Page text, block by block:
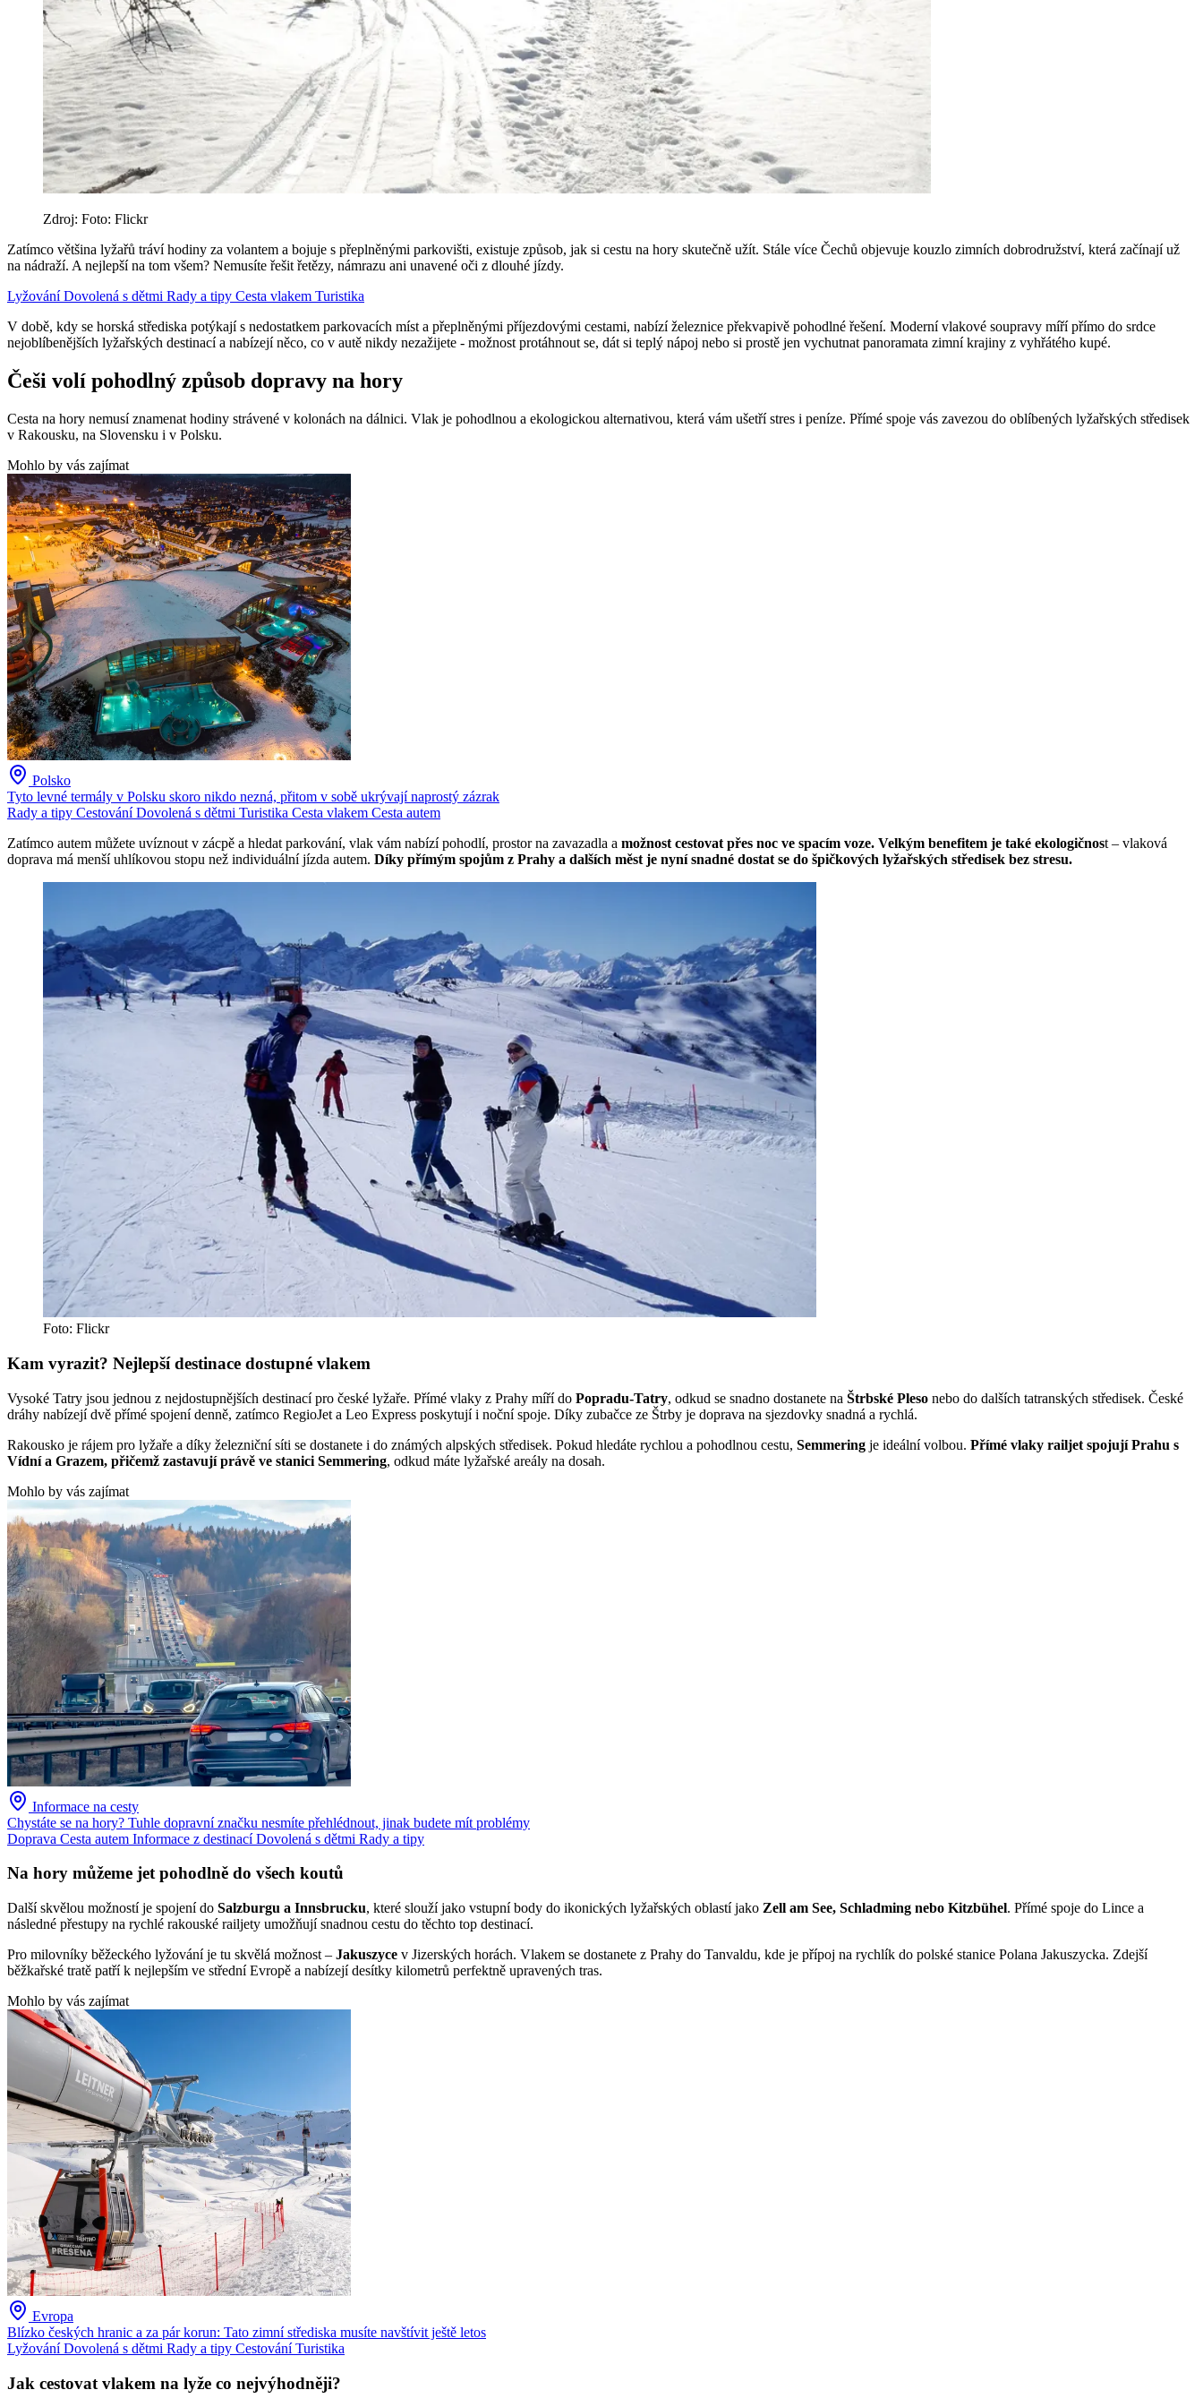
Zdroj: Foto: Flickr
Zatímco většina lyžařů tráví hodiny za volantem a bojuje s přeplněnými parkovišti, existuje způsob, jak si cestu na hory skutečně užít. Stále více Čechů objevuje kouzlo zimních dobrodružství, která začínají už
na nádraží. A nejlepší na tom všem? Nemusíte řešit řetězy, námrazu ani unavené oči z dlouhé jízdy.
LyžováníDovolená s dětmi Rady a tipy Cesta vlakem Turistika
V době, kdy se horská střediska potýkají s nedostatkem parkovacích míst a přeplněnými příjezdovými cestami, nabízí železnice překvapivě pohodlné řešení. Moderní vlakové soupravy míří přímo do srdce
nejoblíbenějších lyžařských destinací a nabízejí něco, co v autě nikdy nezažijete - možnost protáhnout se, dát si teplý nápoj nebo si prostě jen vychutnat panoramata zimní krajiny z vyhřátého kupé.
Češi volí pohodlný způsob dopravy na hory
Cesta na hory nemusí znamenat hodiny strávené v kolonách na dálnici. Vlak je pohodlnou a ekologickou alternativou, která vám ušetří stres i peníze. Přímé spoje vás zavezou do oblíbených lyžařských středisek
v Rakousku, na Slovensku i v Polsku.
Mohlo by vás zajímat
Polsko
Tyto levné termály v Polsku skoro nikdo nezná, přitom v sobě ukrývají naprostý zázrak
Rady a tipy CestováníDovolená s dětmi Turistika Cesta vlakem Cesta autem
Zatímco autem můžete uvíznout v zácpě a hledat parkování, vlak vám nabízí pohodlí, prostor na zavazadla a možnost cestovat přes noc ve spacím voze. Velkým benefitem je také ekologičnost – vlaková
doprava má menší uhlíkovou stopu než individuální jízda autem. Díky přímým spojům z Prahy a dalších měst je nyní snadné dostat se do špičkových lyžařských středisek bez stresu.
Foto: Flickr
Kam vyrazit? Nejlepší destinace dostupné vlakem
Vysoké Tatry jsou jednou z nejdostupnějších destinací pro české lyžaře. Přímé vlaky z Prahy míří do Popradu-Tatry, odkud se snadno dostanete na Štrbské Pleso nebo do dalších tatranských středisek. České
dráhy nabízejí dvě přímé spojení denně, zatímco RegioJet a Leo Express poskytují i noční spoje. Díky zubačce ze Štrby je doprava na sjezdovky snadná a rychlá.
Rakousko je rájem pro lyžaře a díky železniční síti se dostanete i do známých alpských středisek. Pokud hledáte rychlou a pohodlnou cestu, Semmering je ideální volbou. Přímé vlaky railjet spojují Prahu s
Vídní a Grazem, přičemž zastavují právě ve stanici Semmering, odkud máte lyžařské areály na dosah.
Mohlo by vás zajímat
Informace na cesty
Chystáte se na hory? Tuhle dopravní značku nesmíte přehlédnout, jinak budete mít problémy
Doprava Cesta autem Informace z destinací Dovolená s dětmi Rady a tipy
Na hory můžeme jet pohodlně do všech koutů
Další skvělou možností je spojení do Salzburgu a Innsbrucku, které slouží jako vstupní body do ikonických lyžařských oblastí jako Zell am See, Schladming nebo Kitzbühel. Přímé spoje do Lince a
následné přestupy na rychlé rakouské railjety umožňují snadnou cestu do těchto top destinací.
Pro milovníky běžeckého lyžování je tu skvělá možnost – Jakuszyce v Jizerských horách. Vlakem se dostanete z Prahy do Tanvaldu, kde je přípoj na rychlík do polské stanice Polana Jakuszycka. Zdejší
běžkařské tratě patří k nejlepším ve střední Evropě a nabízejí desítky kilometrů perfektně upravených tras.
Mohlo by vás zajímat
Evropa
Blízko českých hranic a za pár korun: Tato zimní střediska musíte navštívit ještě letos
Lyžování Dovolená s dětmi Rady a tipy CestováníTuristika
Jak cestovat vlakem na lyže co nejvýhodněji?